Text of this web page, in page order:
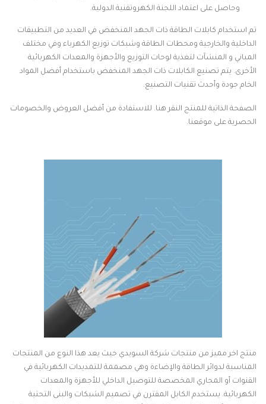
وحاصل على اعتماد اللجنة الكهروتقنية الدولية.
تم استخدام كابلات الطاقة ذات الجهد المنخفض في العديد من التطبيقات
الداخلية والخارجية ومحطات الطاقة وشبكات توزيع الكهرباء وفي مختلف
المباني و المنشآت لتغذية لوحات التوزيع والأجهزة والمعدات الكهربائية
الأخرى. يتم تصنيع الكابلات ذات الجهد المنخفض باستخدام أفضل المواد
الخام جودة وأحدث تقنيات التصنيع.
الصفحة الذاتية للمنتج النقر هنا. للاستفادة من أفضل العروض والخصومات
الحصرية على موقعنا.
منتج اخر مميز من منتجات شركة السويدي حيث يعد هذا النوع من المنتجات
المناسبة لدوائر الطاقة والإضاءة وهي مصممة للتمديدات الكهربائية في
القنوات أو المجاري المخصصة للتوصيل الداخلي للأجهزة والمعدات
الكهربائية. يستخدم الكابل المقترن في تصميم الشبكات والبنى التحتية